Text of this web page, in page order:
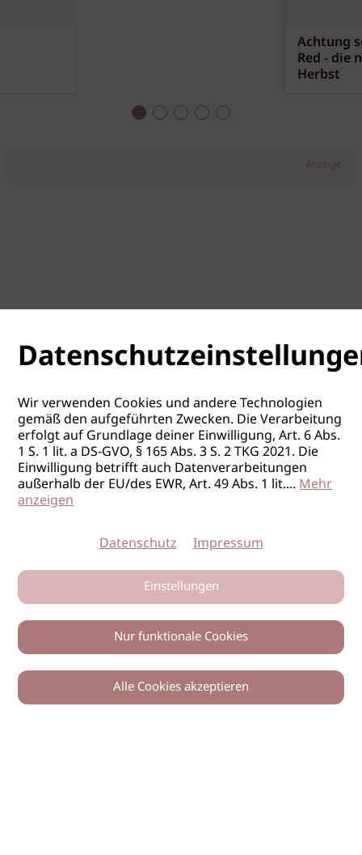
Achtung
Red - die
Herbst
Anzeige
0
Wir verwenden Cookies und andere Technologien
gemäß den aufgeführten Zwecken. Die Verarbeitung
erfolgt auf Grundlage deiner Einwilligung, Art. 6 Abs.
1 S. 1 lit. a DS-GVO, § 165 Abs. 3 S. 2 TKG 2021. Die
Einwilligung betrifft auch Datenverarbeitungen
außerhalb der EU/des EWR, Art. 49 Abs. 1 lit....Mehr
anzeigen
Datenschutz Impressum
Einstellungen
Nur funktionale Cookies
Alle Cookies akzeptieren